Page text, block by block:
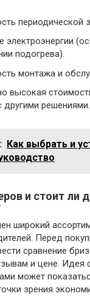
периодической
электроэнергии
подогрева).
монтажа и
высокая
другими решениями.
Как выбрать и
и стоит ли
широкий
Перед
сравнение
и цене. Идея
может
зрения